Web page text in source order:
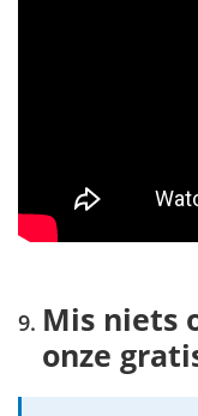
Mis niets
onze